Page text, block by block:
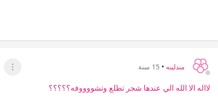
مندلينه • 15 سنة
عرض
لااله الا الله الي عندها شجر تطلع وتشووووفه؟؟؟؟؟